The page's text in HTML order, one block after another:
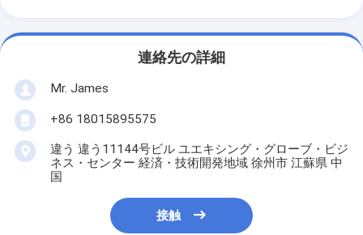
連絡先の詳細
Mr. James
+86 18015895575
違う 違う11144号ビル ユエキシング・グローブ・ビジ
ネス・センター 経済・技術開発地域 徐州市 江蘇県 中
国
接触